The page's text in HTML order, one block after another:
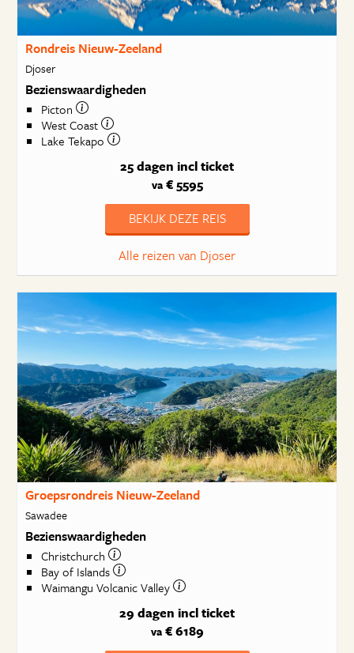
Rondreis Nieuw-Zeeland
Djoser
Bezienswaardigheden
Picton
West Coast
Lake Tekapo
25 dagen incl ticket
va€ 5595
BEKIJK DEZE REIS
Alle reizen van Djoser
Groepsrondreis Nieuw-Zeeland
Sawadee
Bezienswaardigheden
Christchurch
Bay of Islands
Waimangu Volcanic Valley
29 dagen incl ticket
va€ 6189